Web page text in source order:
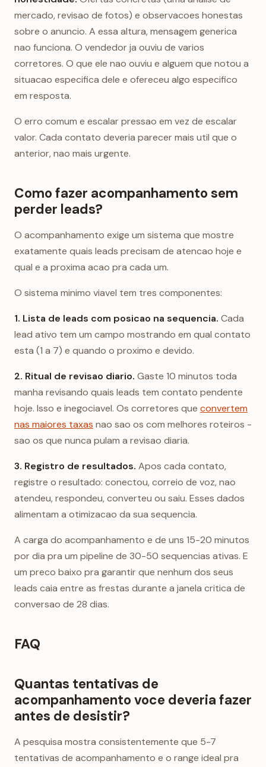
mercado, revisao de fotos) e observacoes honestas
sobre o anuncio. A essa altura, mensagem generica
nao funciona. O vendedor ja ouviu de varios
corretores. O que ele nao ouviu e alguem que notou a
situacao especifica dele e ofereceu algo especifico
em resposta.
O erro comum e escalar pressao em vez de escalar
valor. Cada contato deveria parecer mais util que o
anterior, nao mais urgente.
Como fazer acompanhamento sem
perder leads?
O acompanhamento exige um sistema que mostre
exatamente quais leads precisam de atencao hoje e
qual e a proxima acao pra cada um.
O sistema minimo viavel tem tres componentes:
1. Lista de leads com posicao na sequencia. Cada
lead ativo tem um campo mostrando em qual contato
esta (1 a 7) e quando o proximo e devido.
2. Ritual de revisao diario. Gaste 10 minutos toda
manha revisando quais leads tem contato pendente
hoje. Isso e inegociavel. Os corretores que convertem
nas maiores taxas nao sao os com melhores roteiros -
sao os que nunca pulam a revisao diaria.
3. Registro de resultados. Apos cada contato,
registre o resultado: conectou, correio de voz, nao
atendeu, respondeu, converteu ou saiu. Esses dados
alimentam a otimizacao da sua sequencia.
A carga do acompanhamento e de uns 15-20 minutos
por dia pra um pipeline de 30-50 sequencias ativas. E
um preco baixo pra garantir que nenhum dos seus
leads caia entre as frestas durante a janela critica de
conversao de 28 dias.
FAQ
Quantas tentativas de
acompanhamento voce deveria fazer
antes de desistir?
A pesquisa mostra consistentemente que 5-7
tentativas de acompanhamento e o range ideal pra